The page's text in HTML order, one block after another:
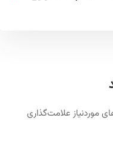
موردنیاز علامت‌گذاری